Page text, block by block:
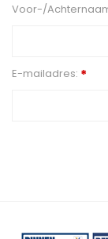
Voor-/
E-mailadres: *